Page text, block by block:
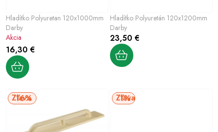
Nový tovar
Jarna záhradka
Výpredaj
Letná sezóna
r
v
r
o
d
u
k
t
o
Hladítko Polyuretan 120x1000mm
Darby
16,30 €
Akcia
Hladítko Polyuretán 120x1200mm
Darby
23,50 €
16% 1%